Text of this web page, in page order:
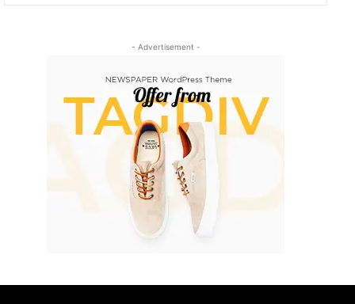
- Advertisement -